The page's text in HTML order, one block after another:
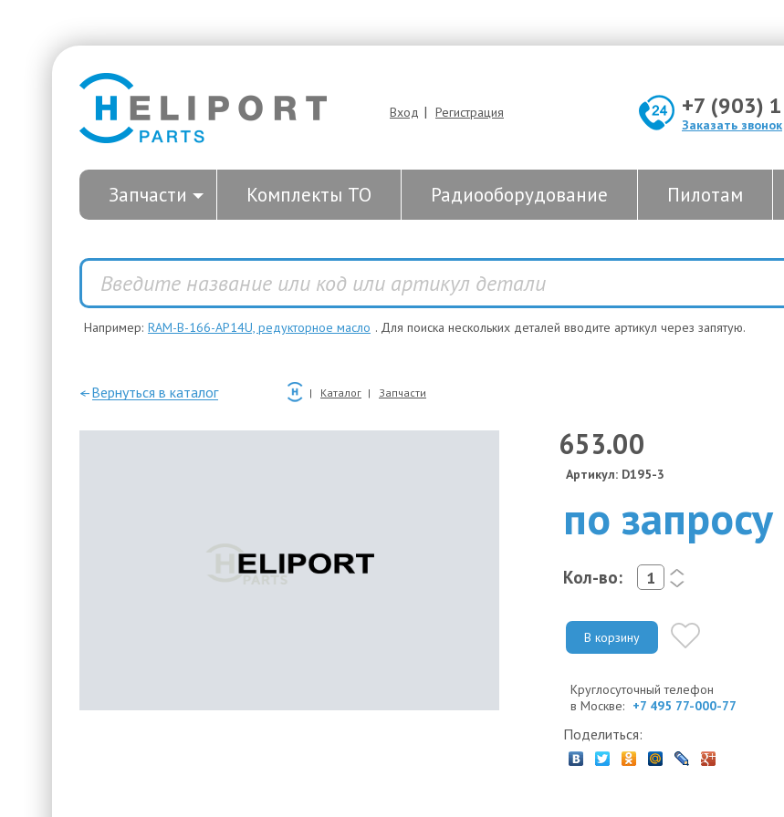
Вход | Регистрация +7 (903)
Заказать звонок
Запчасти Комплекты ТО Радиооборудование Пилотам
Например: RAM-B-166-AP14U, редукторное масло . Для поиска нескольких деталей вводите артикул через запятую.
—Вернуться в каталог Каталог Запчасти
653.00
Артикул: D195-3
по запросу
Кол-во:
<
>
В корзину
Круглосуточный телефон
в Москве: +7 495 77-000-77
Поделиться: